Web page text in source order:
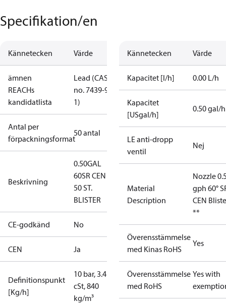
Specifikation/en
Kännetecken Värde
ämnen
REACHs
kandidatlista
Lead (CAS
no. 7439-92-
1)
Antal per
förpackningsformat
50 antal
Beskrivning
0.50GAL
60SR CEN -
50 ST.
BLISTER
CE-godkänd No
CEN Ja
Definitionspunkt
[Kg/h]
10 bar, 3.4
cSt, 840
kg/m³
Kännetecken Värde
Kapacitet [l/h] 0.00 L/h
Kapacitet
[USgal/h]
0.50 gal/h
LE anti-dropp
ventil
Nej
Material
Description
Nozzle
gph 60°
CEN
**
Överensstämmelse
med Kinas RoHS
Yes
Överensstämmelse
med RoHS
Yes with